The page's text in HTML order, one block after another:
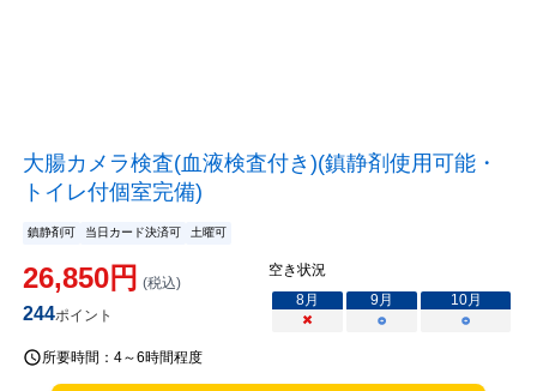
大腸カメラ検査(血液検査付き)(鎮静剤使用可能・
トイレ付個室完備)
鎮静剤可 当日カード決済可 土曜可
26,850円 (税込)
244ポイント
空き状況
8月 9月 10月
×
○ ○
所要時間： 4～6時間程度